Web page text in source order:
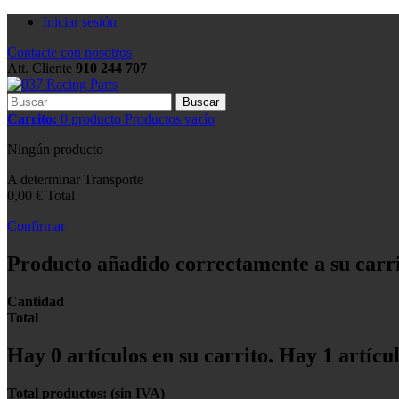
Iniciar sesión
Contacte con nosotros
Att. Cliente 910 244 707
Buscar
Carrito: 0 producto Productos vacío
Ningún producto
A determinar Transporte
0,00 € Total
Confirmar
Producto añadido correctamente a su
Cantidad
Total
Hay 0 artículos en su carrito. Hay 1
Total productos: (sin IVA)